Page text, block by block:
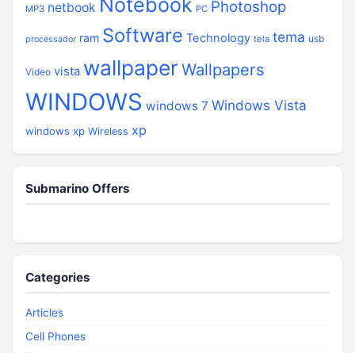
MP3 netbook Notebook PC Photoshop
processador ram Software Technology tela tema usb
Video vista wallpaperWallpapers
WINDOWS windows 7 Windows Vista
windows xp Wireless xp
Submarino Offers
Categories
Articles
Cell Phones